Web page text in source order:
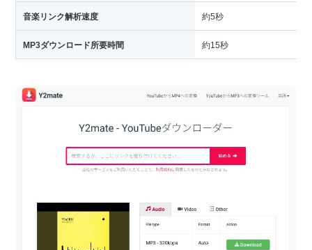
音楽リンク解析速度 約5秒
MP3ダウンロード所要時間 約15秒